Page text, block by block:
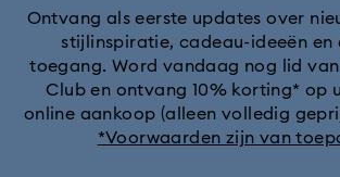
Ontvang als eerste updates over
stijlinspiratie, cadeau-ideeën en
toegang. Word vandaag nog lid
Club en ontvang 10% korting* op
online aankoop (alleen volledig
*Voorwaarden zijn van